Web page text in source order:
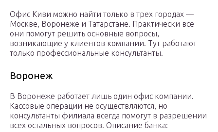
Офис Киви можно найти только в трех городах —
Москве, Воронеже и Татарстане. Практически все
они помогут решить основные вопросы,
возникающие у клиентов компании. Тут работают
только профессиональные консультанты.
Воронеж
В Воронеже работает лишь один офис компании.
Кассовые операции не осуществляются, но
консультанты филиала всегда помогут в разрешении
всех остальных вопросов. Описание банка: